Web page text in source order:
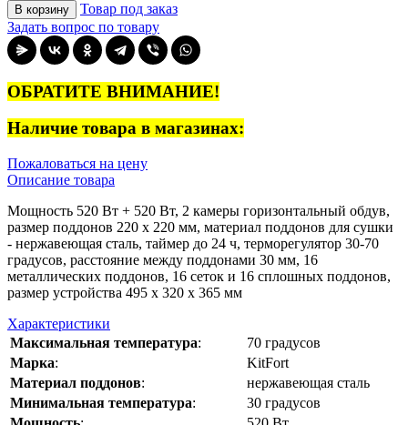
В корзину
Товар под заказ
Задать вопрос по товару
ОБРАТИТЕ ВНИМАНИЕ!
Наличие товара в магазинах:
Пожаловаться на цену
Описание товара
Мощность 520 Вт + 520 Вт, 2 камеры горизонтальный обдув,
размер поддонов 220 х 220 мм, материал поддонов для сушки
- нержавеющая сталь, таймер до 24 ч, терморегулятор 30-70
градусов, расстояние между поддонами 30 мм, 16
металлических поддонов, 16 сеток и 16 сплошных поддонов,
размер устройства 495 х 320 х 365 мм
Характеристики
Максимальная температура:
70 градусов
Марка:
KitFort
Материал поддонов:
нержавеющая сталь
Минимальная температура:
30 градусов